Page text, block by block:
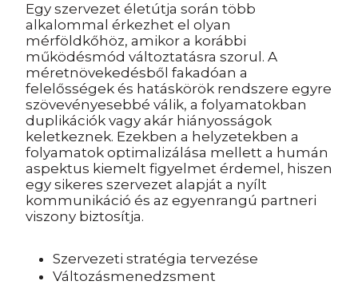
Egy szervezet életútja során több
alkalommal érkezhet el olyan
mérföldkőhöz, amikor a korábbi
működésmód változtatásra szorul. A
méretnövekedésből fakadóan a
felelősségek és hatáskörök rendszere egyre
szövevényesebbé válik, a folyamatokban
duplikációk vagy akár hiányosságok
keletkeznek. Ezekben a helyzetekben a
folyamatok optimalizálása mellett a humán
aspektus kiemelt figyelmet érdemel, hiszen
egy sikeres szervezet alapját a nyílt
kommunikáció és az egyenrangú partneri
viszony biztosítja.
Szervezeti stratégia tervezése
Változásmenedzsment